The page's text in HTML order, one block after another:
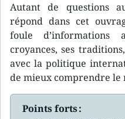
Autant de questions
répond dans cet
foule d’informations
croyances, ses
avec la politique
de mieux comprendre le
Points forts :